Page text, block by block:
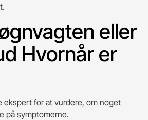
eller
Hvornår er
ekspert for at vurdere, om noget
på symptomerne.